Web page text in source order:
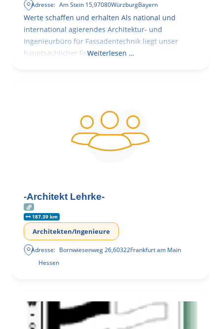
Adresse: Am Stein 15,97080WürzburgBayern
Werte schaffen und erhalten Als national und
international agierendes Architektur- und
Ingenieurbüro für Fassadentechnik liegt unser
hauptsächlicher Fokus in der
Weiterlesen …
-Architekt Lehrke-
187.39 km
Architekten/Ingenieure
Adresse: Bornwiesenweg 26,60322Frankfurt am Main
Hessen